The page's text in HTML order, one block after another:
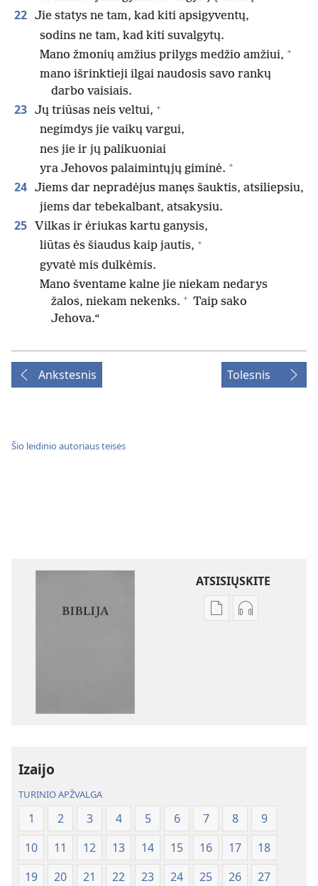
22 Jie statys ne tam, kad kiti apsigyventų,
sodins ne tam, kad kiti suvalgytų.
Mano žmonių amžius prilygs medžio amžiui, +
mano išrinktieji ilgai naudosis savo rankų
darbo vaisiais.
23 Jų triūsas neis veltui, +
negimdys jie vaikų vargui,
nes jie ir jų palikuoniai
yra Jehovos palaimintųjų giminė. +
24 Jiems dar nepradėjus manęs šauktis, atsiliepsiu,
jiems dar tebekalbant, atsakysiu.
25
Vilkas ir ėriukas kartu ganysis,
liūtas ės šiaudus kaip jautis, +
gyvatė mis dulkėmis.
Mano šventame kalne jie niekam nedarys
žalos, niekam nekenks. + Taip sako
Jehova.“
Ankstesnis Tolesnis
Šio leidinio autoriaus teisės
ATSISIŲSKITE
Skaitmeninių
Garso
Izaijo
TURINIO APŽVALGA
1 2 3 4 5 6 7 8
9
10
11 12 13 14 15 16 17
18
19
20 21 22 23 24 25 26
27